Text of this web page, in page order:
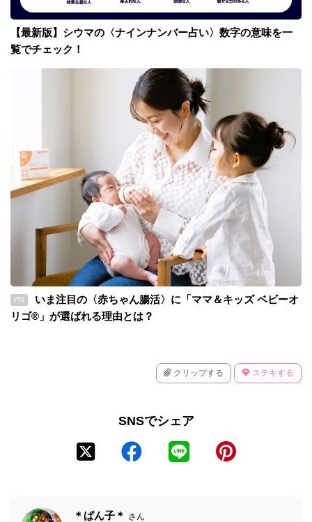
【最新版】シウマの〈ナインナンバー占い〉数字の意味を一
覧でチェック！
PR
いま注目の〈赤ちゃん腸活〉に「ママ＆キッズ ベビーオ
リゴ®」が選ばれる理由とは？
クリップする ステキする
SNSでシェア
＊ぱん子＊ さん